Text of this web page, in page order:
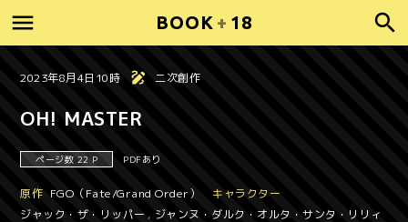
BOOK + 18
2023年8月4日10時 二次創作
OH! MASTER
ページ数 22 P PDFあり
原作 FGO（Fate/Grand Order）
キャラクター
ジャック・ザ・リッパー , ジャンヌ・ダルク・オルタ・サンタ・リリィ